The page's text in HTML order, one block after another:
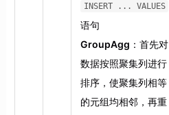
INSERT ... VALUES
语句
GroupAgg ：首先对
数据按照聚集列进行
排序，使聚集列相等
的元组均相邻，再重